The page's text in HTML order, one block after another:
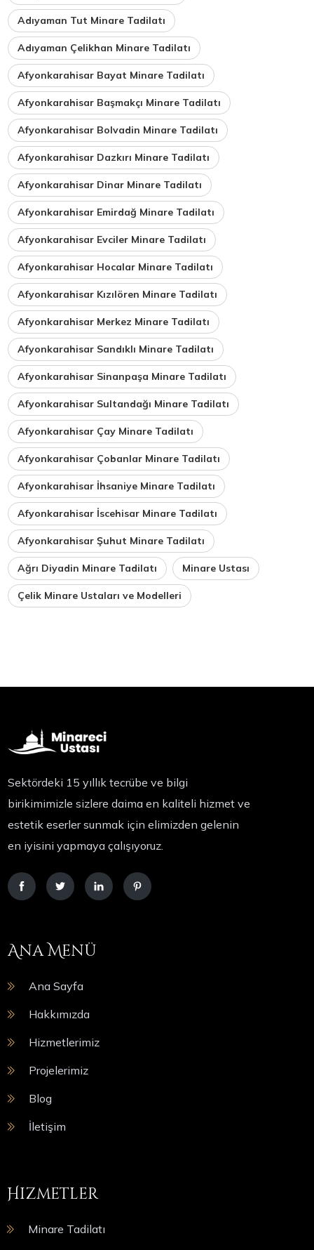
Adıyaman Tut Minare Tadilatı
Adıyaman Çelikhan Minare Tadilatı
Afyonkarahisar Bayat Minare Tadilatı
Afyonkarahisar Başmakçı Minare Tadilatı
Afyonkarahisar Bolvadin Minare Tadilatı
Afyonkarahisar Dazkırı Minare Tadilatı
Afyonkarahisar Dinar Minare Tadilatı
Afyonkarahisar Emirdağ Minare Tadilatı
Afyonkarahisar Evciler Minare Tadilatı
Afyonkarahisar Hocalar Minare Tadilatı
Afyonkarahisar Kızılören Minare Tadilatı
Afyonkarahisar Merkez Minare Tadilatı
Afyonkarahisar Sandıklı Minare Tadilatı
Afyonkarahisar Sinanpaşa Minare Tadilatı
Afyonkarahisar Sultandağı Minare Tadilatı
Afyonkarahisar Çay Minare Tadilatı
Afyonkarahisar Çobanlar Minare Tadilatı
Afyonkarahisar İhsaniye Minare Tadilatı
Afyonkarahisar İscehisar Minare Tadilatı
Afyonkarahisar Şuhut Minare Tadilatı
Ağrı Diyadin Minare Tadilatı Minare Ustası
Çelik Minare Ustaları ve Modelleri
Sektördeki 15 yıllık tecrübe ve bilgi
birikimimizle sizlere daima en kaliteli hizmet ve
estetik eserler sunmak için elimizden gelenin
en iyisini yapmaya çalışıyoruz.
Ana Menü
Ana Sayfa
Hakkımızda
Hizmetlerimiz
Projelerimiz
Blog
İletişim
Hizmetler
Minare Tadilatı